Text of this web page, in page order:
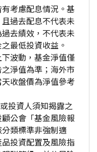
考慮配息情況。基
過去配息不代表未
去績效，不代表未
最低投資收益。
波動，基金淨值僅
淨值為準；海外市
收盤價為淨值參考
投資人須知揭露之
公會「基金風險報
類標準非強制適
投資配置及風險指